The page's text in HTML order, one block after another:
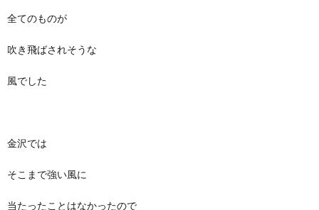
全てのものが
吹き飛ばされそうな
風でした
金沢では
そこまで強い風に
当たったことはなかったので